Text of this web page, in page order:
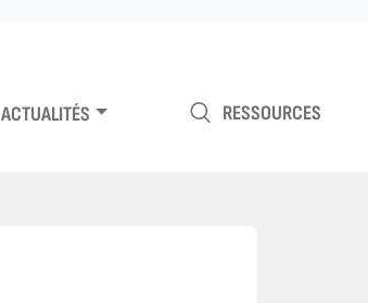
ACTUALITÉS RESSOURCES